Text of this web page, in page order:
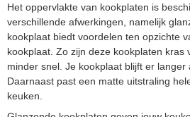
Het oppervlakte van kookplaten is
verschillende afwerkingen, namelijk
kookplaat biedt voordelen ten opzichte
kookplaat. Zo zijn deze kookplaten kras
minder snel. Je kookplaat blijft er langer
Daarnaast past een matte uitstraling
keuken.